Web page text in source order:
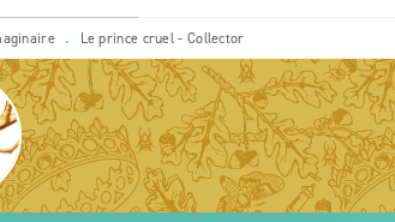
• Le prince cruel - Collector